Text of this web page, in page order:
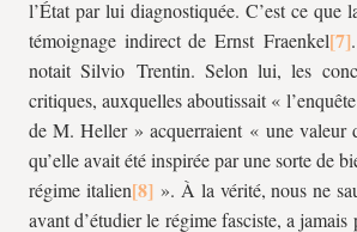
l’État par lui diagnostiquée. C’est ce que
témoignage indirect de Ernst Fraenkel
notait Silvio Trentin. Selon lui, les
critiques, auxquelles aboutissait «
de M. Heller » acquerraient « une valeur
qu’elle avait été inspirée par une sorte de
régime italien
». À la vérité, nous ne
avant d’étudier le régime fasciste, a